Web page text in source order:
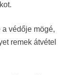
védője mögé,
remek átvétel